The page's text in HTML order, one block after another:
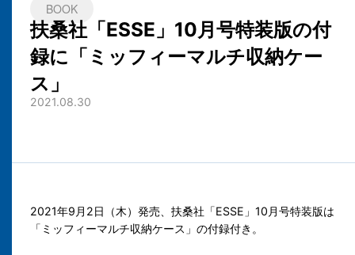
BOOK
扶桑社「ESSE」10月号特装版の付
録に「ミッフィーマルチ収納ケー
ス」
2021.08.30
2021年9月2日（木）発売、扶桑社「ESSE」10月号特装版は
「ミッフィーマルチ収納ケース」の付録付き。